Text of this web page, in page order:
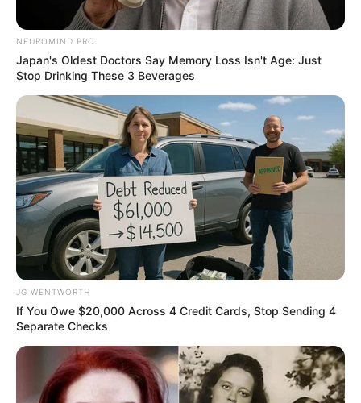
กระทงจากต้นกาบพลับพลึง…กระทง สีขาวบริสุทธิ์ ท่านที่
เลือก กระทง ประเภทนี้ เป็นคนรักสวยรักงาม ชอบประดิษฐ์
คิดค้นสิ่งใหม่ๆ ชอบความท้าทายในชีวิต ไม่ชอบอะไรที่
เหมือนคนอื่น มีความคิดแหวกแนวที่น่าสนใจ ไม่ชอบอะไร
เดิมๆ ซ้ำๆ มีความเป็นตัวของตัวเองสูง เชื่อมั่นในตัวเอง
ดำเนินชีวิตอย่างมีแบบแผน เป็นคนเก็บความลับเก่ง และ
ไม่ชอบเปิดเผย ชอบเป็นคนลึกลับ ด้วยเพราะเค้าไม่ค่อย
ไว้ใจใน คนรอบข้างสักเท่าไหร่นัก
NEUROMIND PRO
Japan's Oldest Doctors Say Memory Loss Isn't Age: Just
Stop Drinking These 3 Beverages
JG WENTWORTH
If You Owe $20,000 Across 4 Credit Cards, Stop Sending 4
Separate Checks